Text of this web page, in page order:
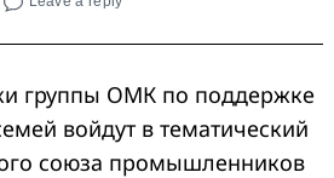
группы ОМК по поддержке
войдут в тематический
союза промышленников